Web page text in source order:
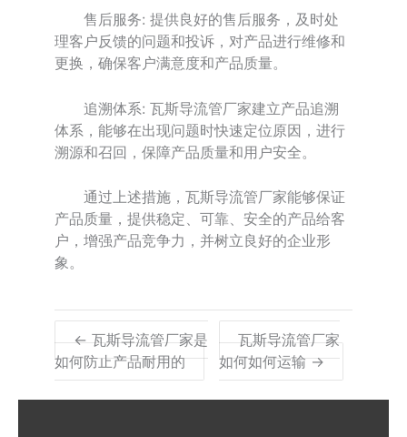
售后服务: 提供良好的售后服务，及时处
理客户反馈的问题和投诉，对产品进行维修和
更换，确保客户满意度和产品质量。
追溯体系: 瓦斯导流管厂家建立产品追溯
体系，能够在出现问题时快速定位原因，进行
溯源和召回，保障产品质量和用户安全。
通过上述措施，瓦斯导流管厂家能够保证
产品质量，提供稳定、可靠、安全的产品给客
户，增强产品竞争力，并树立良好的企业形
象。
← 瓦斯导流管厂家是
如何防止产品耐用的
瓦斯导流管厂家
如何如何运输 →